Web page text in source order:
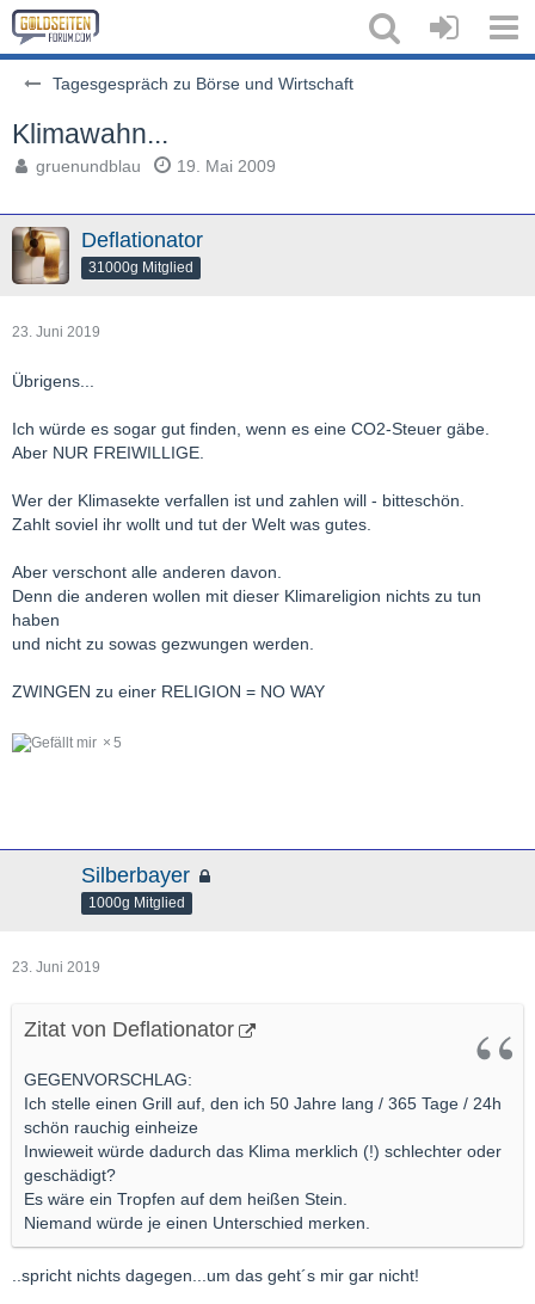
Tagesgespräch zu Börse und Wirtschaft
Klimawahn...
gruenundblau 19. Mai 2009
Deflationator
31000g Mitglied
23. Juni 2019
Übrigens...
Ich würde es sogar gut finden, wenn es eine CO2-Steuer gäbe.
Aber NUR FREIWILLIGE.
Wer der Klimasekte verfallen ist und zahlen will - bitteschön.
Zahlt soviel ihr wollt und tut der Welt was gutes.
Aber verschont alle anderen davon.
Denn die anderen wollen mit dieser Klimareligion nichts zu tun
haben
und nicht zu sowas gezwungen werden.
ZWINGEN zu einer RELIGION = NO WAY
5
Silberbayer
1000g Mitglied
23. Juni 2019
Zitat von Deflationator
GEGENVORSCHLAG:
Ich stelle einen Grill auf, den ich 50 Jahre lang / 365 Tage / 24h
schön rauchig einheize
Inwieweit würde dadurch das Klima merklich (!) schlechter oder
geschädigt?
Es wäre ein Tropfen auf dem heißen Stein.
Niemand würde je einen Unterschied merken.
..spricht nichts dagegen...um das geht´s mir gar nicht!